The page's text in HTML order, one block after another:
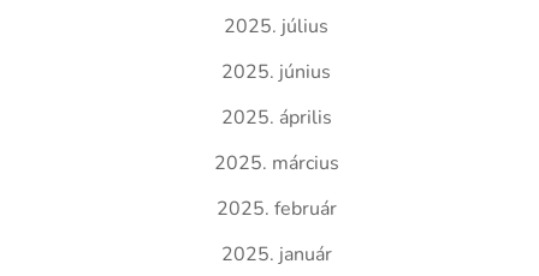
2025. július
2025. június
2025. április
2025. március
2025. február
2025. január